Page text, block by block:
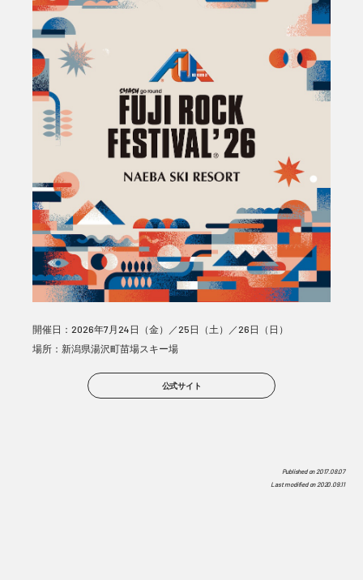
開催日：2026年7月24日（金）／25日（土）／26日（日）
場所：新潟県湯沢町苗場スキー場
公式サイト
Published on2017.08.07
Last modified on2020.09.11